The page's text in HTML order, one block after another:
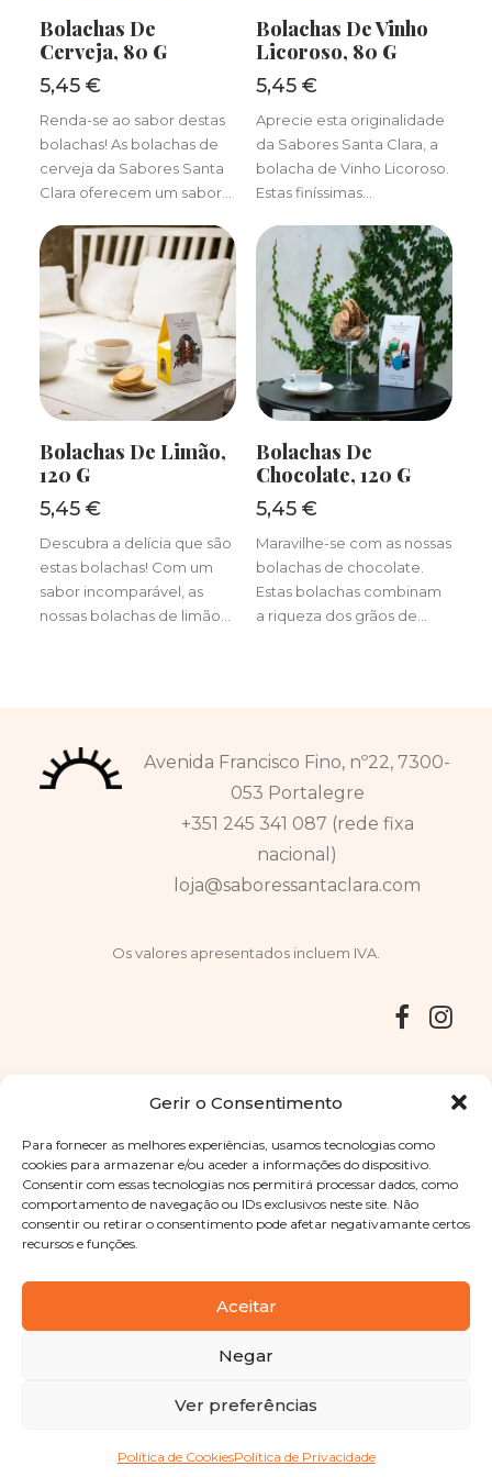
Gerir o Consentimento
Para fornecer as melhores experiências, usamos tecnologias como
cookies para armazenar e/ou aceder a informações do dispositivo.
Consentir com essas tecnologias nos permitirá processar dados, como
comportamento de navegação ou IDs exclusivos neste site. Não
consentir ou retirar o consentimento pode afetar negativamante certos
recursos e funções.
Aceitar
Negar
Ver preferências
Política de CookiesPolítica de Privacidade
ADICIONAR
Bolachas De
Cerveja, 80 G
5,45 €
Renda-se ao sabor destas
bolachas! As bolachas de
cerveja da Sabores Santa
Clara oferecem um sabor…
ADICIONAR
Bolachas De Vinho
Licoroso, 80 G
5,45 €
Aprecie esta originalidade
da Sabores Santa Clara, a
bolacha de Vinho Licoroso.
Estas finíssimas…
ADICIONAR
Bolachas De Limão,
120 G
5,45 €
Descubra a delícia que são
estas bolachas! Com um
sabor incomparável, as
nossas bolachas de limão…
ADICIONAR
Bolachas De
Chocolate, 120 G
5,45 €
Maravilhe-se com as nossas
bolachas de chocolate.
Estas bolachas combinam
a riqueza dos grãos de…
Avenida Francisco Fino, nº22, 7300-
053 Portalegre
+351 245 341 087 (rede fixa
nacional)
loja@saboressantaclara.com
Os valores apresentados incluem IVA.
Copyright © 2025 Sabores Santa Clara
. Todos os direitos
reservadosPolítica de Privacidade |Termos e condições
Designed byShift Your Branding Agency